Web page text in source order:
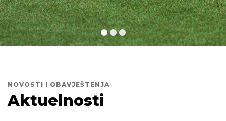
NOVOSTI I OBAVJEŠTENJA
Aktuelnosti